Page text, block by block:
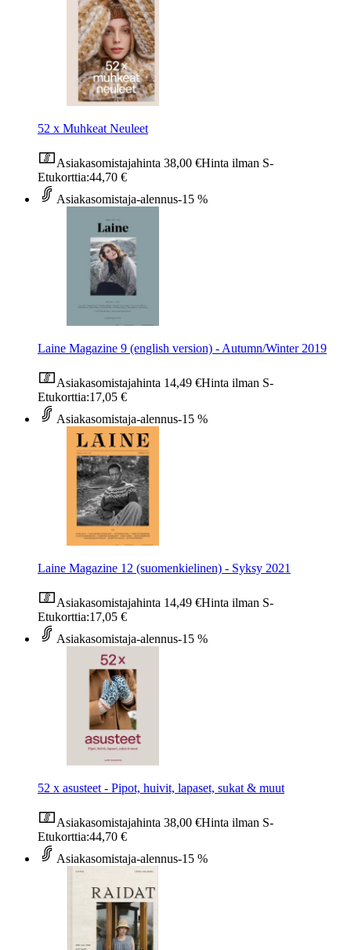
52 x Muhkeat Neuleet
Asiakasomistajahinta 38,00 €Hinta ilman S-
Etukorttia:44,70 €
Asiakasomistaja-alennus-15 %
Laine Magazine 9 (english version) - Autumn/Winter 2019
Asiakasomistajahinta 14,49 €Hinta ilman S-
Etukorttia:17,05 €
Asiakasomistaja-alennus-15 %
Laine Magazine 12 (suomenkielinen) - Syksy 2021
Asiakasomistajahinta 14,49 €Hinta ilman S-
Etukorttia:17,05 €
Asiakasomistaja-alennus-15 %
52 x asusteet - Pipot, huivit, lapaset, sukat & muut
Asiakasomistajahinta 38,00 €Hinta ilman S-
Etukorttia:44,70 €
Asiakasomistaja-alennus-15 %